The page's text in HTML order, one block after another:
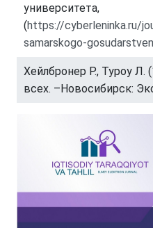
университета,
(https://cyberleninka.ru/
samarskogo-
Хейлбронер Р., Туроу Л.
всех. –Новосибирск: